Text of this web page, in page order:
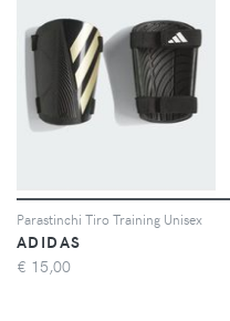
Parastinchi Tiro Training Unisex
ADIDAS
€ 15,00